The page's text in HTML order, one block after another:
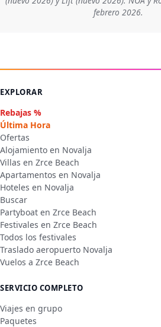
febrero 2026.
EXPLORAR
Rebajas %
Última Hora
Ofertas
Alojamiento en Novalja
Villas en Zrce Beach
Apartamentos en Novalja
Hoteles en Novalja
Buscar
Partyboat en Zrce Beach
Festivales en Zrce Beach
Todos los festivales
Traslado aeropuerto Novalja
Vuelos a Zrce Beach
SERVICIO COMPLETO
Viajes en grupo
Paquetes